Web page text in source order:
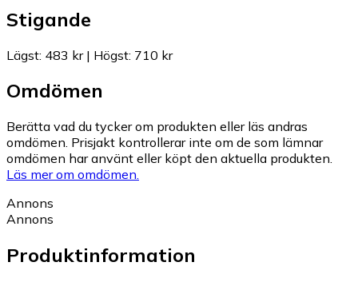
Stigande
Lägst: 483 kr| Högst: 710 kr
Omdömen
Berätta vad du tycker om produkten eller läs andras
omdömen. Prisjakt kontrollerar inte om de som lämnar
omdömen har använt eller köpt den aktuella produkten.
Läs mer om omdömen.
Annons
Annons
Produktinformation